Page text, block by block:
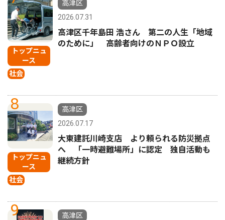
トップニュ
ース
社会
高津区
2026.07.31
高津区千年島田 浩さん 第二の人生「地域
のために」 高齢者向けのＮＰＯ設立
8
トップニュ
ース
社会
高津区
2026.07.17
大東建託川崎支店 より頼られる防災拠点
へ 「一時避難場所」に認定 独自活動も
継続方針
9
高津区